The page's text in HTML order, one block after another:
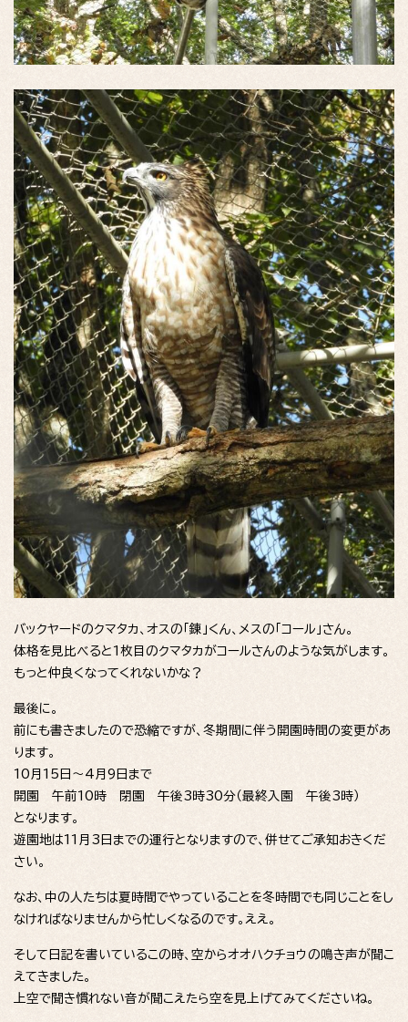
バックヤードのクマタカ、オスの「錬」くん、メスの「コール」さん。
体格を見比べると1枚目のクマタカがコールさんのような気がします。
もっと仲良くなってくれないかな？
最後に。
前にも書きましたので恐縮ですが、冬期間に伴う開園時間の変更があ
ります。
10月15日～4月9日まで
開園 午前10時 閉園 午後3時30分（最終入園 午後3時）
となります。
遊園地は11月3日までの運行となりますので、併せてご承知おきくだ
さい。
なお、中の人たちは夏時間でやっていることを冬時間でも同じことをし
なければなりませんから忙しくなるのです。ええ。
そして日記を書いているこの時、空からオオハクチョウの鳴き声が聞こ
えてきました。
上空で聞き慣れない音が聞こえたら空を見上げてみてくださいね。